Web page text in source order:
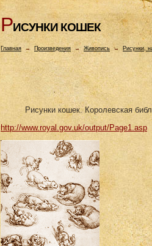
РИСУHКИ КОШЕК
Главная→ Произведения → Живопись → Рисунки,
Рисунки кошек. Королевская
http://www.royal.gov.uk/output/Page1.asp